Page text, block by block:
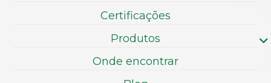
Certificações
Produtos
Onde encontrar